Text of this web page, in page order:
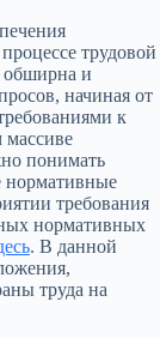
трудовой
обширна и
начиная от
к
массиве
понимать
нормативные
требования
нормативных
. В данной
труда на